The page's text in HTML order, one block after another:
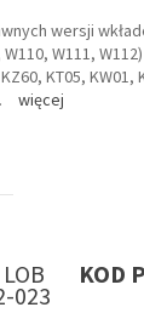
wersji
W111,
KT05, KW01,
więcej
LOB KOD
023